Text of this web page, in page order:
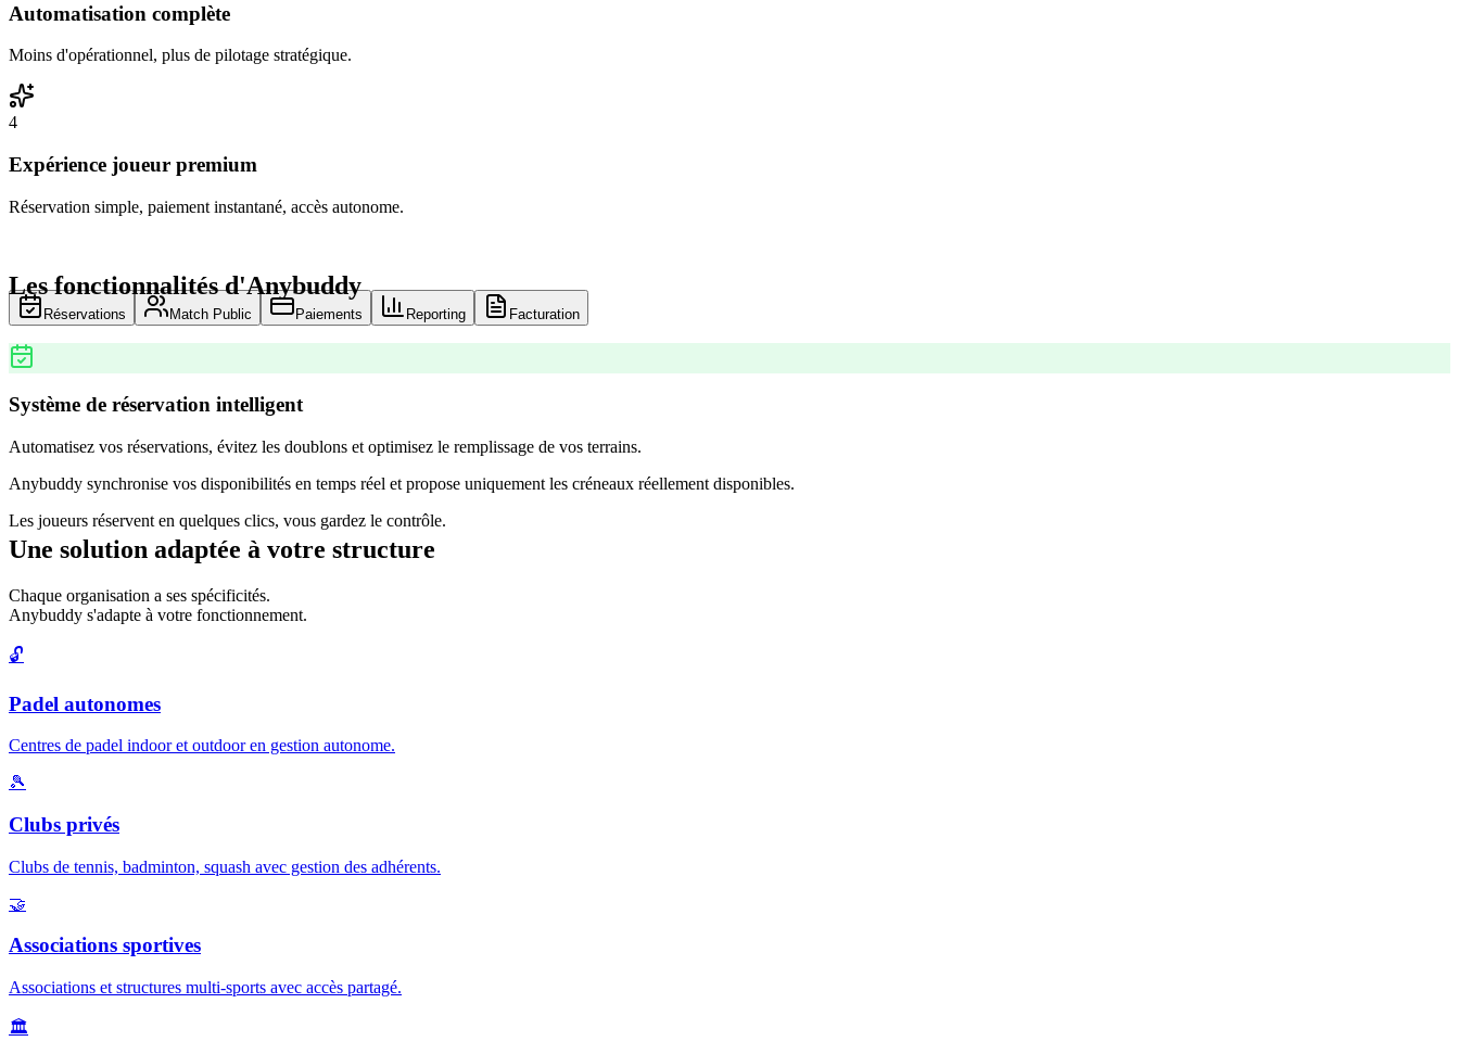
Automatisation complète
Moins d'opérationnel, plus de pilotage stratégique.
4
Expérience joueur premium
Réservation simple, paiement instantané, accès autonome.
Les fonctionnalités d'Anybuddy
Réservations Match Public Paiements Reporting Facturation
Système de réservation intelligent
Automatisez vos réservations, évitez les doublons et optimisez le remplissage de vos terrains.
Anybuddy synchronise vos disponibilités en temps réel et propose uniquement les créneaux réellement disponibles.
Les joueurs réservent en quelques clics, vous gardez le contrôle.
Une solution adaptée à votre structure
Chaque organisation a ses spécificités.
Anybuddy s'adapte à votre fonctionnement.
🔓
Padel autonomes
Centres de padel indoor et outdoor en gestion autonome.
🎾
Clubs privés
Clubs de tennis, badminton, squash avec gestion des adhérents.
🤝
Associations sportives
Associations et structures multi-sports avec accès partagé.
🏛️